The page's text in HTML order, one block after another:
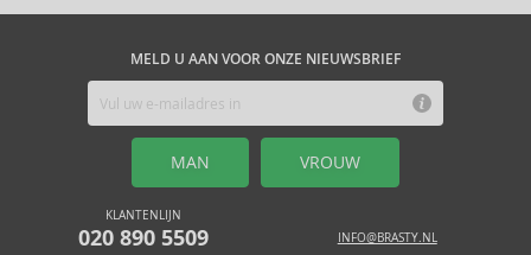
MELD U AAN VOOR ONZE NIEUWSBRIEF
MAN VROUW
KLANTENLIJN
020 890 5509 INFO@BRASTY.NL